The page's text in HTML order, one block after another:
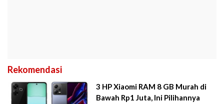
Rekomendasi
3 HP Xiaomi RAM 8 GB Murah di
Bawah Rp1 Juta, Ini Pilihannya